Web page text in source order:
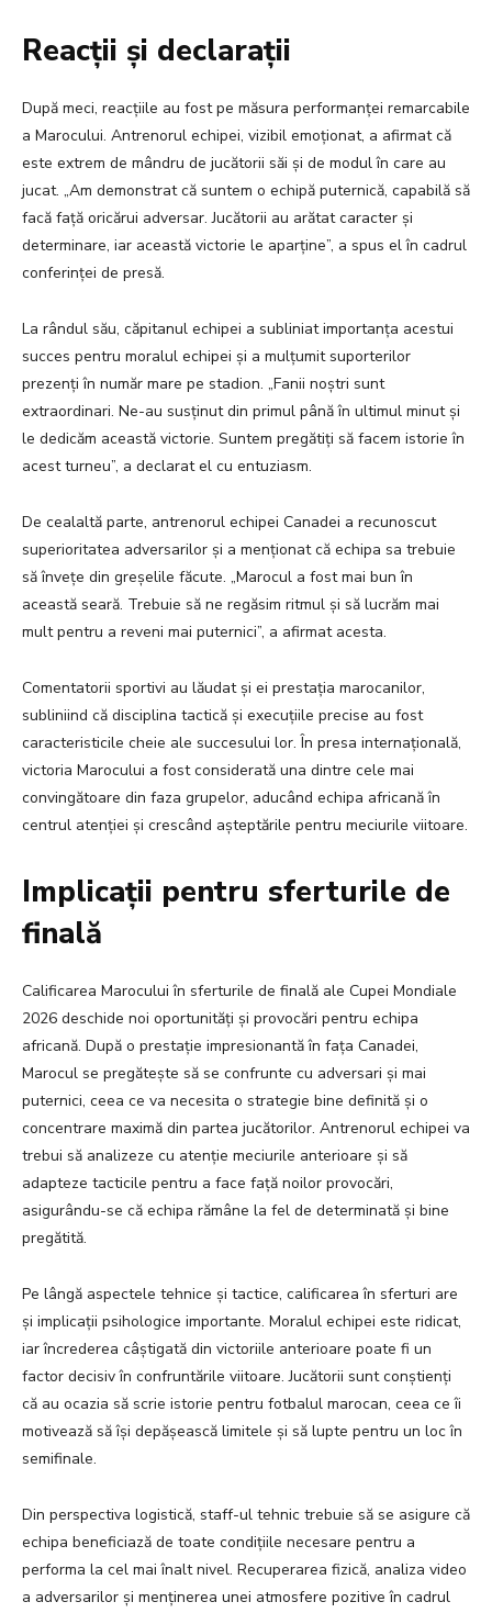
Reacții și declarații
După meci, reacțiile au fost pe măsura performanței remarcabile
a Marocului. Antrenorul echipei, vizibil emoționat, a afirmat că
este extrem de mândru de jucătorii săi și de modul în care au
jucat. „Am demonstrat că suntem o echipă puternică, capabilă să
facă față oricărui adversar. Jucătorii au arătat caracter și
determinare, iar această victorie le aparține”, a spus el în cadrul
conferinței de presă.
La rândul său, căpitanul echipei a subliniat importanța acestui
succes pentru moralul echipei și a mulțumit suporterilor
prezenți în număr mare pe stadion. „Fanii noștri sunt
extraordinari. Ne-au susținut din primul până în ultimul minut și
le dedicăm această victorie. Suntem pregătiți să facem istorie în
acest turneu”, a declarat el cu entuziasm.
De cealaltă parte, antrenorul echipei Canadei a recunoscut
superioritatea adversarilor și a menționat că echipa sa trebuie
să învețe din greșelile făcute. „Marocul a fost mai bun în
această seară. Trebuie să ne regăsim ritmul și să lucrăm mai
mult pentru a reveni mai puternici”, a afirmat acesta.
Comentatorii sportivi au lăudat și ei prestația marocanilor,
subliniind că disciplina tactică și execuțiile precise au fost
caracteristicile cheie ale succesului lor. În presa internațională,
victoria Marocului a fost considerată una dintre cele mai
convingătoare din faza grupelor, aducând echipa africană în
centrul atenției și crescând așteptările pentru meciurile viitoare.
Implicații pentru sferturile de
finală
Calificarea Marocului în sferturile de finală ale Cupei Mondiale
2026 deschide noi oportunități și provocări pentru echipa
africană. După o prestație impresionantă în fața Canadei,
Marocul se pregătește să se confrunte cu adversari și mai
puternici, ceea ce va necesita o strategie bine definită și o
concentrare maximă din partea jucătorilor. Antrenorul echipei va
trebui să analizeze cu atenție meciurile anterioare și să
adapteze tacticile pentru a face față noilor provocări,
asigurându-se că echipa rămâne la fel de determinată și bine
pregătită.
Pe lângă aspectele tehnice și tactice, calificarea în sferturi are
și implicații psihologice importante. Moralul echipei este ridicat,
iar încrederea câștigată din victoriile anterioare poate fi un
factor decisiv în confruntările viitoare. Jucătorii sunt conștienți
că au ocazia să scrie istorie pentru fotbalul marocan, ceea ce îi
motivează să își depășească limitele și să lupte pentru un loc în
semifinale.
Din perspectiva logistică, staff-ul tehnic trebuie să se asigure că
echipa beneficiază de toate condițiile necesare pentru a
performa la cel mai înalt nivel. Recuperarea fizică, analiza video
a adversarilor și menținerea unei atmosfere pozitive în cadrul